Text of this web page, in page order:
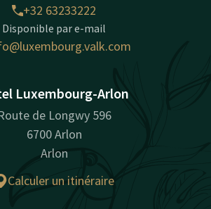
+32 63233222
Disponible par e-mail
Luxembourg-Arlon
de Longwy 596
6700 Arlon
Arlon
Calculer un itinéraire